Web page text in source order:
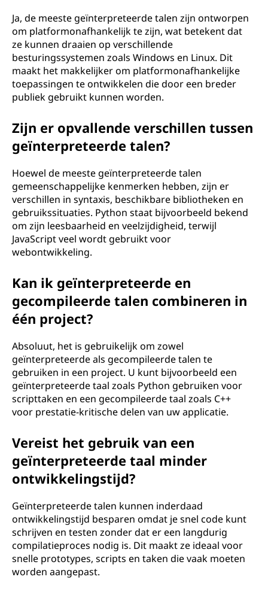
Ja, de meeste geïnterpreteerde talen zijn ontworpen
om platformonafhankelijk te zijn, wat betekent dat
ze kunnen draaien op verschillende
besturingssystemen zoals Windows en Linux. Dit
maakt het makkelijker om platformonafhankelijke
toepassingen te ontwikkelen die door een breder
publiek gebruikt kunnen worden.
Zijn er opvallende verschillen tussen
geïnterpreteerde talen?
Hoewel de meeste geïnterpreteerde talen
gemeenschappelijke kenmerken hebben, zijn er
verschillen in syntaxis, beschikbare bibliotheken en
gebruikssituaties. Python staat bijvoorbeeld bekend
om zijn leesbaarheid en veelzijdigheid, terwijl
JavaScript veel wordt gebruikt voor
webontwikkeling.
Kan ik geïnterpreteerde en
gecompileerde talen combineren in
één project?
Absoluut, het is gebruikelijk om zowel
geïnterpreteerde als gecompileerde talen te
gebruiken in een project. U kunt bijvoorbeeld een
geïnterpreteerde taal zoals Python gebruiken voor
scripttaken en een gecompileerde taal zoals C++
voor prestatie-kritische delen van uw applicatie.
Vereist het gebruik van een
geïnterpreteerde taal minder
ontwikkelingstijd?
Geïnterpreteerde talen kunnen inderdaad
ontwikkelingstijd besparen omdat je snel code kunt
schrijven en testen zonder dat er een langdurig
compilatieproces nodig is. Dit maakt ze ideaal voor
snelle prototypes, scripts en taken die vaak moeten
worden aangepast.